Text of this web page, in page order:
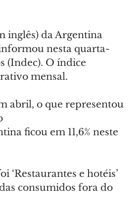
inglês) da Argentina
nesta quarta-
(Indec). O índice
mensal.
abril, o que representou
ficou em 11,6% neste
‘Restaurantes e hotéis’
consumidos fora do